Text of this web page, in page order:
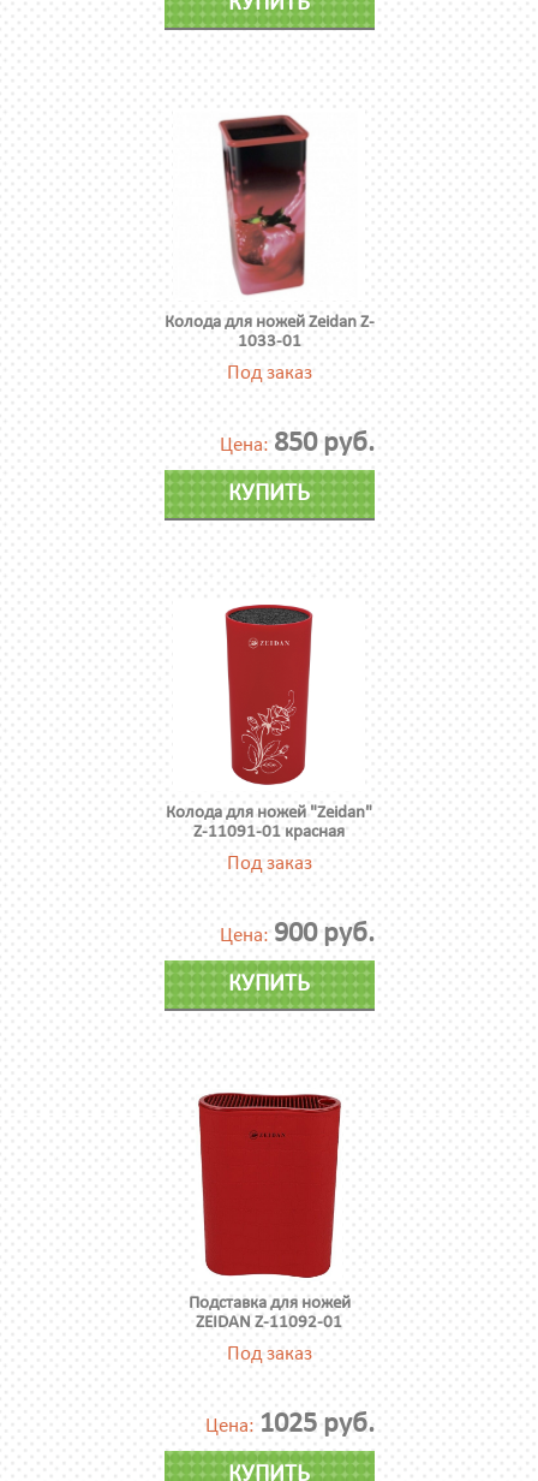
Колода для ножей Zeidan Z-
1033-01
Под заказ
Цена: 850 руб.
КУПИТЬ
Колода для ножей "Zeidan"
Z-11091-01 красная
Под заказ
Цена: 900 руб.
КУПИТЬ
Подставка для ножей
ZEIDAN Z-11092-01
Под заказ
Цена: 1025 руб.
КУПИТЬ